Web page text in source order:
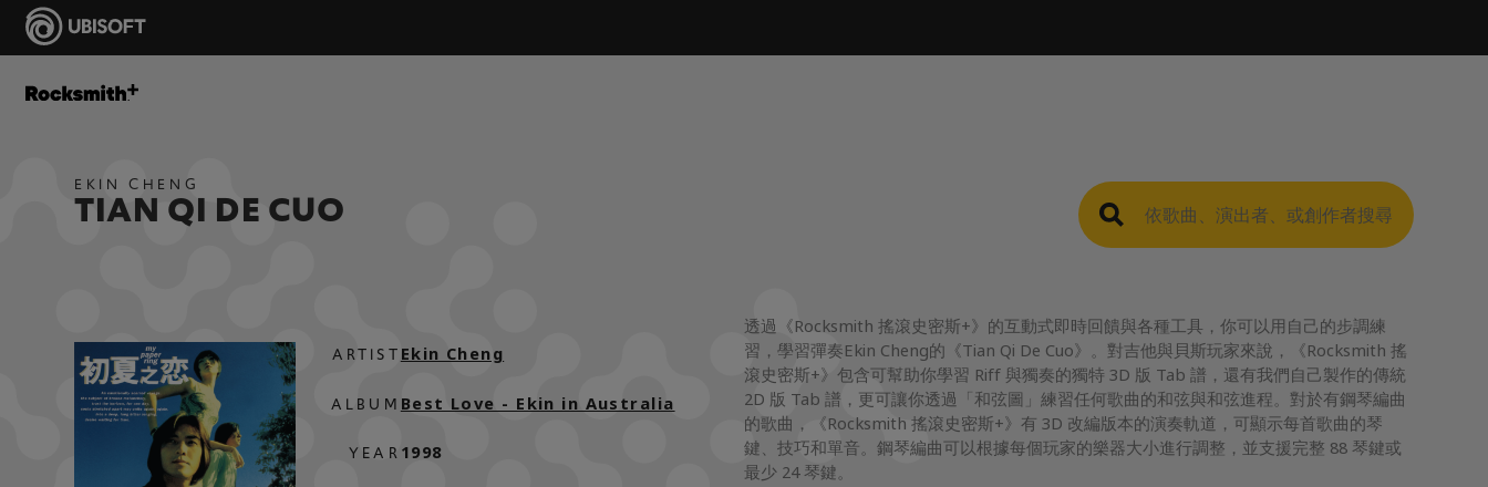
EKIN CHENG
TIAN QI DE CUO
ARTIST
ALBUM
YEAR
Ekin Cheng
Best Love - Ekin in Australia
1998
透過《Rocksmith 搖滾史密斯+》的互動式即時回饋與各種工具，你可以用自己的步調練
習，學習彈奏Ekin Cheng的《Tian Qi De Cuo》。對吉他與貝斯玩家來說，《Rocksmith 搖
滾史密斯+》包含可幫助你學習 Riff 與獨奏的獨特 3D 版 Tab 譜，還有我們自己製作的傳統
2D 版 Tab 譜，更可讓你透過「和弦圖」練習任何歌曲的和弦與和弦進程。對於有鋼琴編曲
的歌曲，《Rocksmith 搖滾史密斯+》有 3D 改編版本的演奏軌道，可顯示每首歌曲的琴
鍵、技巧和單音。鋼琴編曲可以根據每個玩家的樂器大小進行調整，並支援完整 88 琴鍵或
最少 24 琴鍵。